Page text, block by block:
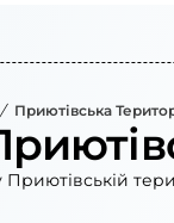
/ Приютівська